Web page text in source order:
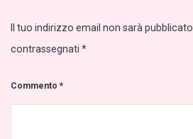
Il tuo indirizzo email non sarà pubblicato.
contrassegnati *
Commento*